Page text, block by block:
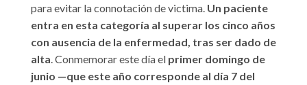
para evitar la connotación de victima. Un paciente
entra en esta categoría al superar los cinco años
con ausencia de la enfermedad, tras ser dado de
alta . Conmemorar este día el primer domingo de
junio —que este año corresponde al día 7 del